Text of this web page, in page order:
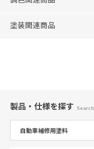
塗装関連商品
製品・仕様を探す Search